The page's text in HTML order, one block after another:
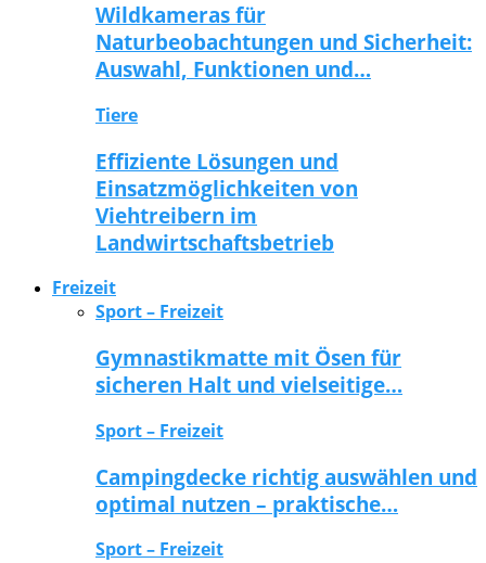
Wildkameras für
Naturbeobachtungen und Sicherheit:
Auswahl, Funktionen und…
Tiere
Effiziente Lösungen und
Einsatzmöglichkeiten von
Viehtreibern im
Landwirtschaftsbetrieb
Freizeit
Sport – Freizeit
Gymnastikmatte mit Ösen für
sicheren Halt und vielseitige…
Sport – Freizeit
Campingdecke richtig auswählen und
optimal nutzen – praktische…
Sport – Freizeit